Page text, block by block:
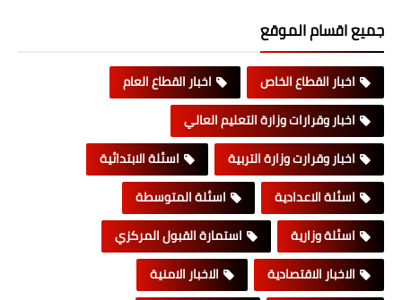
جميع اقسام الموقع
اخبار القطاع الخاص
اخبار القطاع العام
اخبار وقرارات وزارة التعليم العالي
اخبار وقرارت وزارة التربية
اسئلة الابتدائية
اسئلة الاعدادية
اسئلة المتوسطة
اسئلة وزارية
استمارة القبول المركزي
الاخبار الاقتصادية
الاخبار الامنية